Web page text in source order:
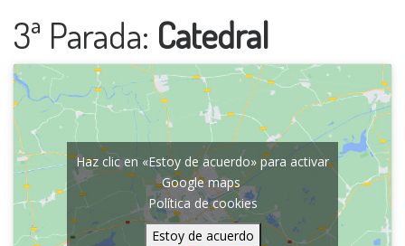
3ª Parada: Catedral
Haz clic en «Estoy de acuerdo» para activar
Google maps
Política de cookies
Estoy de acuerdo